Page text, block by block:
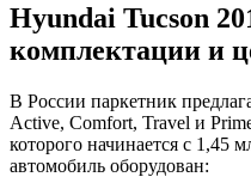
Hyundai Tucson
комплектации и
В России паркетник
Active, Comfort, Travel и
которого начинается с 1,45
автомобиль оборудован: